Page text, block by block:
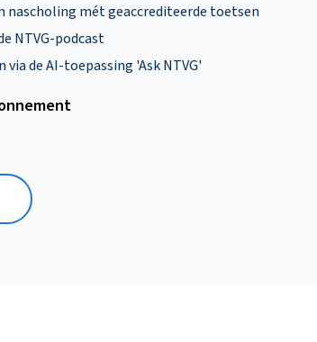
nascholing mét geaccrediteerde toetsen
NTVG-podcast
de AI-toepassing 'Ask NTVG'